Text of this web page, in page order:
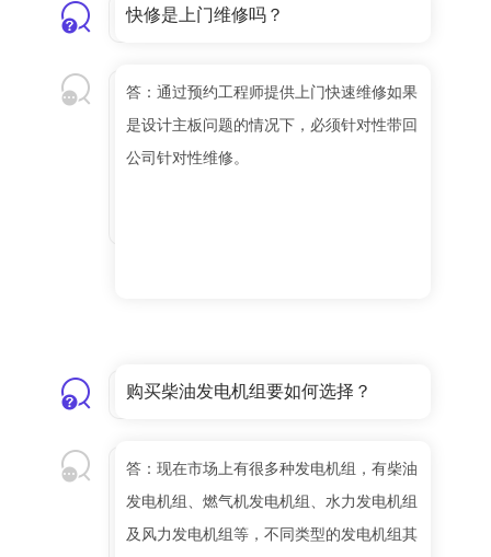
快修是上门维修吗？
答：通过预约工程师提供上门快速维修如果
是设计主板问题的情况下，必须针对性带回
公司针对性维修。
购买柴油发电机组要如何选择？
答：现在市场上有很多种发电机组，有柴油
发电机组、燃气机发电机组、水力发电机组
及风力发电机组等，不同类型的发电机组其